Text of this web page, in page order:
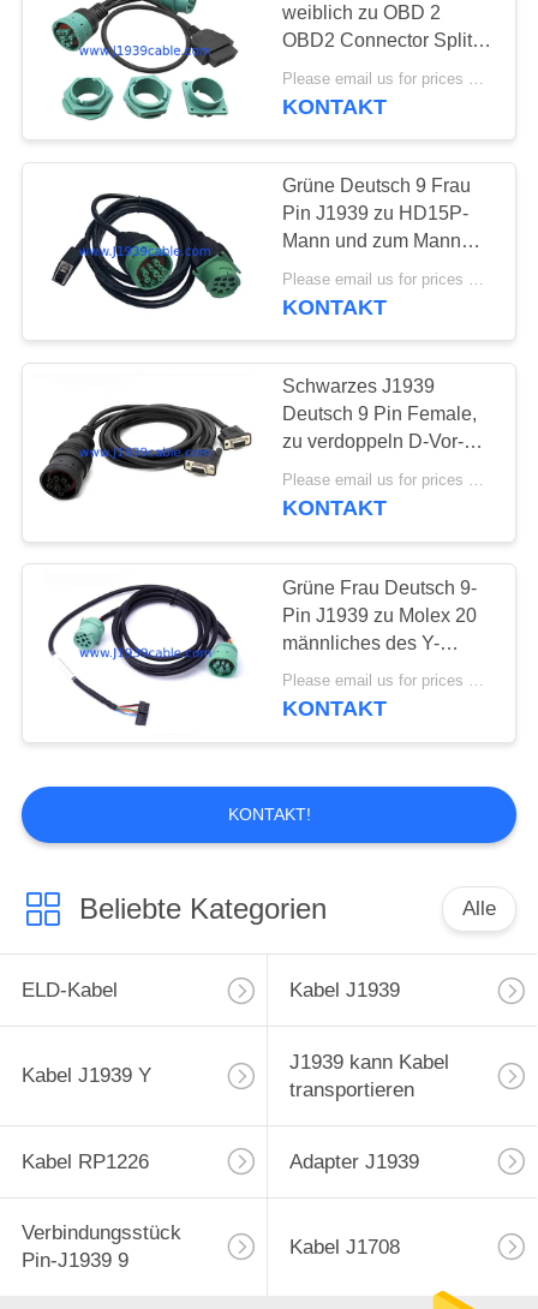
weiblich zu OBD 2
OBD2 Connector Splitter
Y Kabel mit 4
verschiedenen Panel
KONTAKT
Grüne Deutsch 9 Frau
Pin J1939 zu HD15P-
Mann und zum Mann
J1939 spaltete y-Kabel
auf
Please email us for prices MOQ:100 Stück
KONTAKT
Schwarzes J1939
Deutsch 9 Pin Female,
zu verdoppeln D-Vor-
weibliches Kabel DB9P
LKW-Y
Please email us for prices MOQ:100 Stück
KONTAKT
Grüne Frau Deutsch 9-
Pin J1939 zu Molex 20
männliches des Y-
Verbindungsstücks
J1939 Kabel Pin
Please email us for prices MOQ:100 Stück
KONTAKT
KONTAKT!
Beliebte Kategorien Alle
ELD-Kabel Kabel J1939
Kabel J1939 Y
J1939 kann Kabel
transportieren
Kabel RP1226 Adapter J1939
Verbindungsstück
Pin-J1939 9
Kabel J1708